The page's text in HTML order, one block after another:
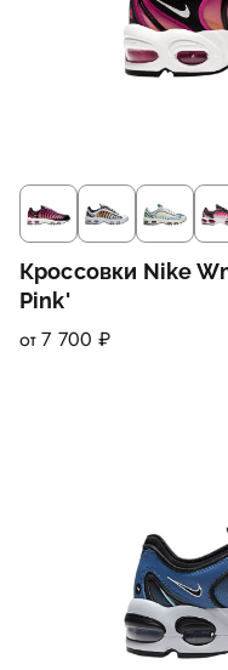
Кроссовки Nike
Pink'
от 7 700 ₽